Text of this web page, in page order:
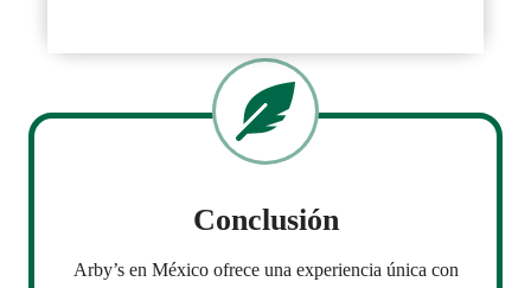
Conclusión
Arby’s en México ofrece una experiencia única con